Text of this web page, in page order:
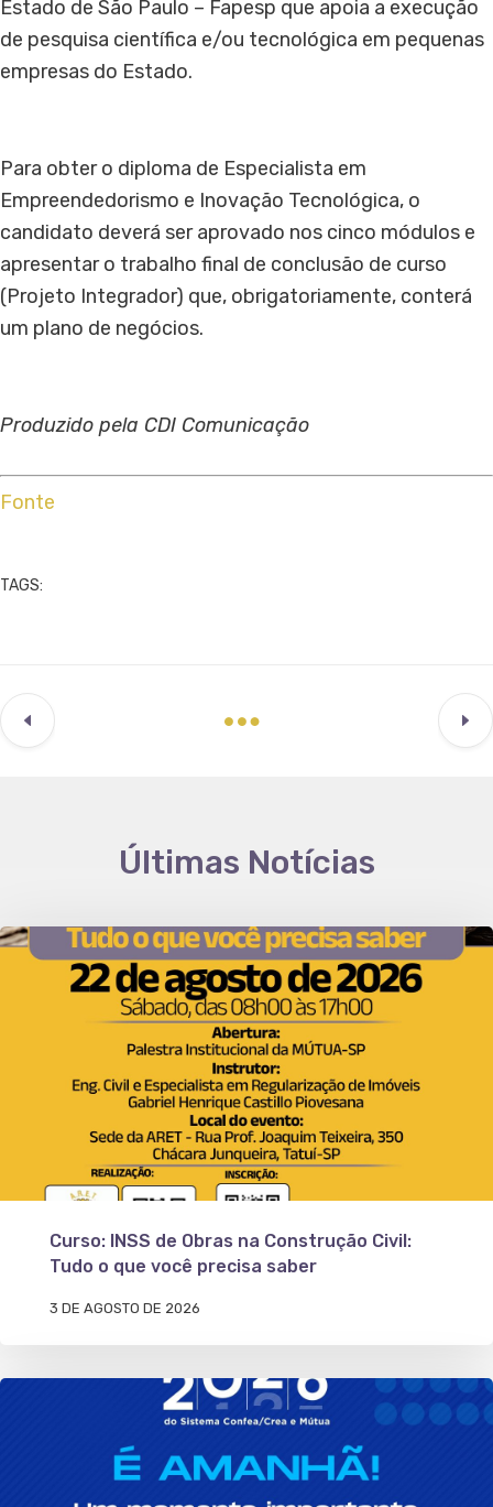
Estado de São Paulo – Fapesp que apoia a execução
de pesquisa científica e/ou tecnológica em pequenas
empresas do Estado.
Para obter o diploma de Especialista em
Empreendedorismo e Inovação Tecnológica, o
candidato deverá ser aprovado nos cinco módulos e
apresentar o trabalho final de conclusão de curso
(Projeto Integrador) que, obrigatoriamente, conterá
um plano de negócios.
Produzido pela CDI Comunicação
Fonte
TAGS:
Últimas Notícias
Curso: INSS de Obras na Construção Civil:
Tudo o que você precisa saber
3 DE AGOSTO DE 2026